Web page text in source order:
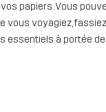
papiers. Vous
vous voyagiez,
essentiels à portée de